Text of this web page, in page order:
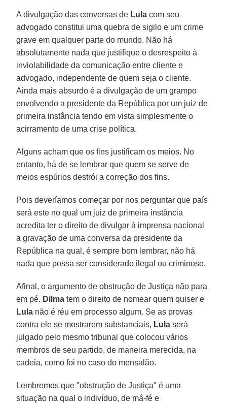
A divulgação das conversas de Lula com seu
advogado constitui uma quebra de sigilo e um crime
grave em qualquer parte do mundo. Não há
absolutamente nada que justifique o desrespeito à
inviolabilidade da comunicação entre cliente e
advogado, independente de quem seja o cliente.
Ainda mais absurdo é a divulgação de um grampo
envolvendo a presidente da República por um juiz de
primeira instância tendo em vista simplesmente o
acirramento de uma crise política.
Alguns acham que os fins justificam os meios. No
entanto, há de se lembrar que quem se serve de
meios espúrios destrói a correção dos fins.
Pois deveríamos começar por nos perguntar que país
será este no qual um juiz de primeira instância
acredita ter o direito de divulgar à imprensa nacional
a gravação de uma conversa da presidente da
República na qual, é sempre bom lembrar, não há
nada que possa ser considerado ilegal ou criminoso.
Afinal, o argumento de obstrução de Justiça não para
em pé. Dilma tem o direito de nomear quem quiser e
Lula não é réu em processo algum. Se as provas
contra ele se mostrarem substanciais, Lula será
julgado pelo mesmo tribunal que colocou vários
membros de seu partido, de maneira merecida, na
cadeia, como foi no caso do mensalão.
Lembremos que "obstrução de Justiça" é uma
situação na qual o indivíduo, de má-fé e